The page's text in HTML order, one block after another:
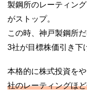
製鋼所のレーティン
がストップ。
この時、神戸製鋼所
3社が目標株価引き下
本格的に株式投資を
社のレーティングほ